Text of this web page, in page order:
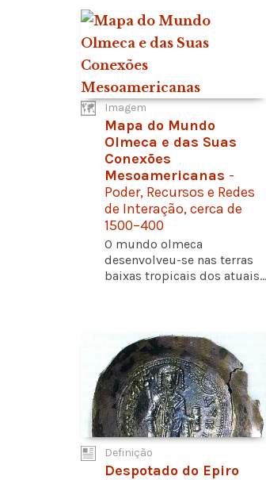
Imagem
Mapa do Mundo
Olmeca e das Suas
Conexões
Mesoamericanas -
Poder, Recursos e Redes
de Interação, cerca de
1500–400
O mundo olmeca
desenvolveu-se nas terras
baixas tropicais dos atuais...
Definição
Despotado do Epiro